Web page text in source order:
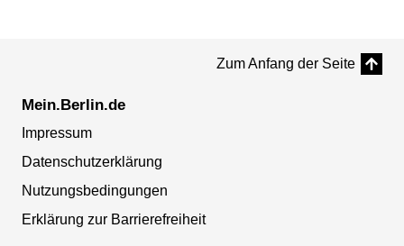
Zum Anfang der Seite
Mein.Berlin.de
Impressum
Datenschutzerklärung
Nutzungsbedingungen
Erklärung zur Barrierefreiheit